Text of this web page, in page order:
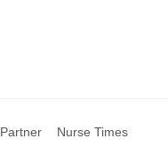
Partner Nurse Times